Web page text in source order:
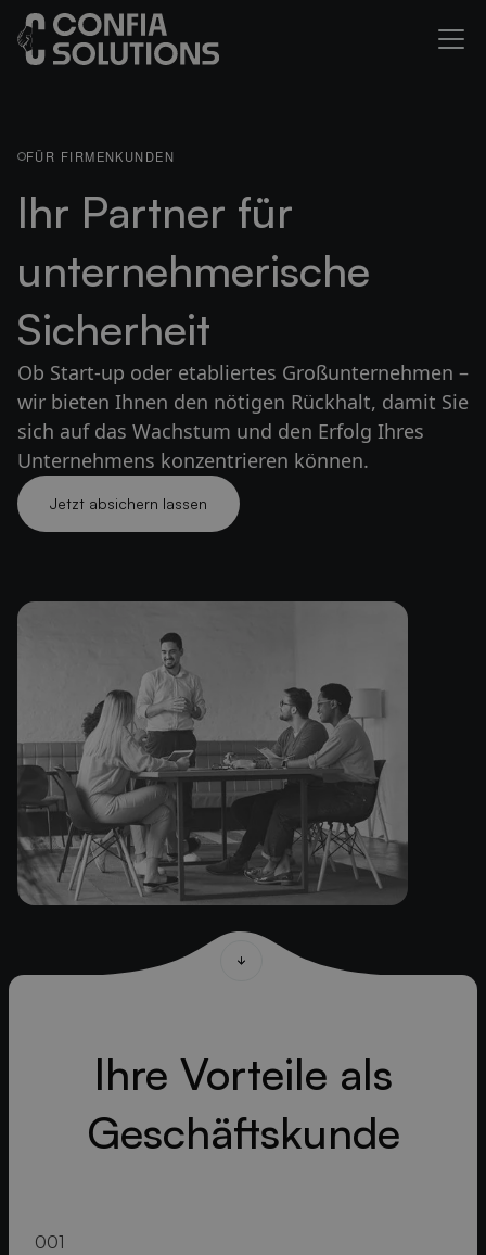
FÜR FIRMENKUNDEN
Ihr Partner für
unternehmerische
Sicherheit
Ob Start-up oder etabliertes Großunternehmen –
wir bieten Ihnen den nötigen Rückhalt, damit Sie
sich auf das Wachstum und den Erfolg Ihres
Unternehmens konzentrieren können.
Jetzt absichern lassen
Jetzt absichern lassen
Ihre Vorteile als
Geschäftskunde
001